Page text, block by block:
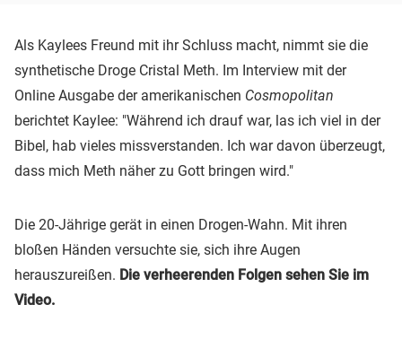
Als Kaylees Freund mit ihr Schluss macht, nimmt sie die
synthetische Droge Cristal Meth. Im Interview mit der
Online Ausgabe der amerikanischen Cosmopolitan
berichtet Kaylee: "Während ich drauf war, las ich viel in der
Bibel, hab vieles missverstanden. Ich war davon überzeugt,
dass mich Meth näher zu Gott bringen wird."
Die 20-Jährige gerät in einen Drogen-Wahn. Mit ihren
bloßen Händen versuchte sie, sich ihre Augen
herauszureißen. Die verheerenden Folgen sehen Sie im
Video.